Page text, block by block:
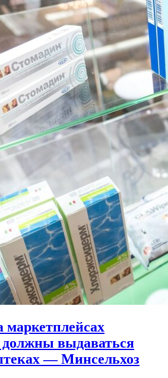
маркетплейсах
выдаваться
— Минсельхоз